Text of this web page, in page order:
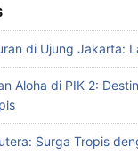
di Ujung Jakarta:
Aloha di PIK 2:
Surga Tropis